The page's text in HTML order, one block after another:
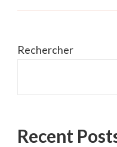
Rechercher
Recent